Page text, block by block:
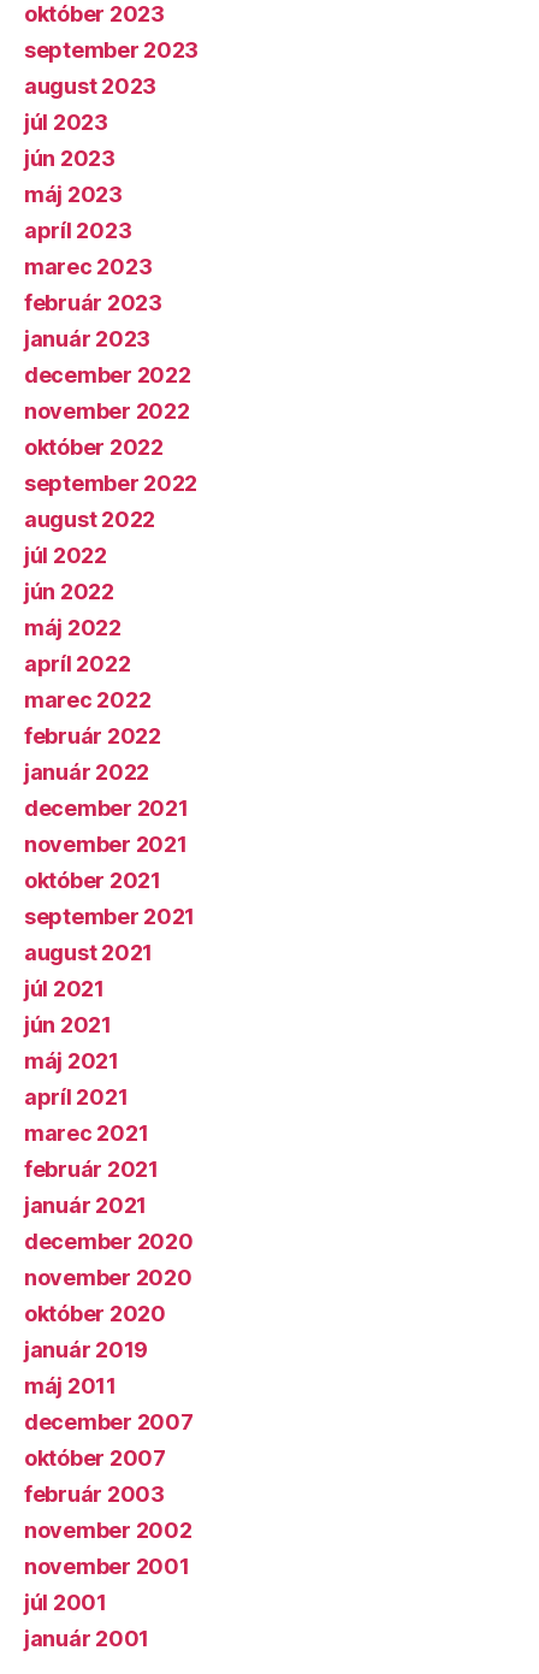
október 2023
september 2023
august 2023
júl 2023
jún 2023
máj 2023
apríl 2023
marec 2023
február 2023
január 2023
december 2022
november 2022
október 2022
september 2022
august 2022
júl 2022
jún 2022
máj 2022
apríl 2022
marec 2022
február 2022
január 2022
december 2021
november 2021
október 2021
september 2021
august 2021
júl 2021
jún 2021
máj 2021
apríl 2021
marec 2021
február 2021
január 2021
december 2020
november 2020
október 2020
január 2019
máj 2011
december 2007
október 2007
február 2003
november 2002
november 2001
júl 2001
január 2001